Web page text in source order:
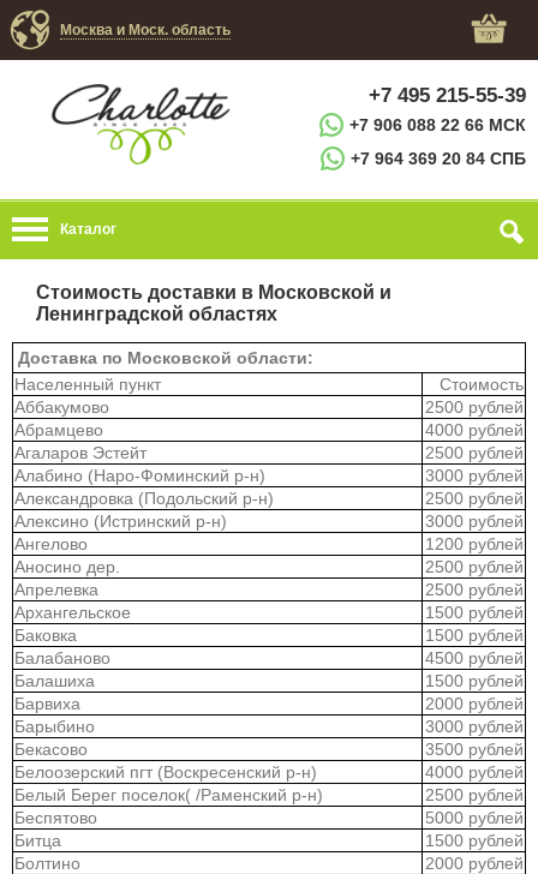
Москва и Моск. область
+7 495 215-55-39
+7 906 088 22 66 МСК
+7 964 369 20 84 СПБ
Каталог
Стоимость доставки в Московской и
Ленинградской областях
Доставка по Московской области:
Населенный пункт
Стоимость
Аббакумово
2500 рублей
Абрамцево
4000 рублей
Агаларов Эстейт
2500 рублей
Алабино (Наро-Фоминский р-н)
3000 рублей
Александровка (Подольский р-н)
2500 рублей
Алексино (Истринский р-н)
3000 рублей
Ангелово
1200 рублей
Аносино дер.
2500 рублей
Апрелевка
2500 рублей
Архангельское
1500 рублей
Баковка
1500 рублей
Балабаново
4500 рублей
Балашиха
1500 рублей
Барвиха
2000 рублей
Барыбино
3000 рублей
Бекасово
3500 рублей
Белоозерский пгт (Воскресенский р-н)
4000 рублей
Белый Берег поселок( /Раменский р-н)
2500 рублей
Беспятово
5000 рублей
Битца
1500 рублей
Болтино
2000 рублей